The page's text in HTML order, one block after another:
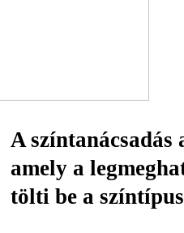
A
amely a
tölti be a